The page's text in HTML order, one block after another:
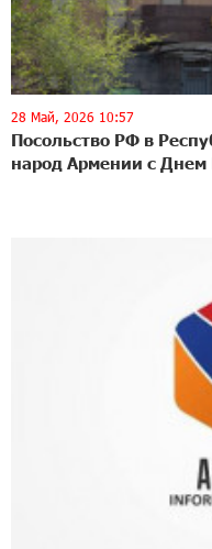
28 Май, 2026 10:57
Посольство РФ в
народ Армении с Днем